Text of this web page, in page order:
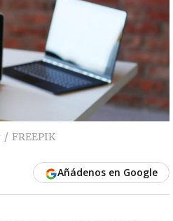
FREEPIK
Añádenos en Google